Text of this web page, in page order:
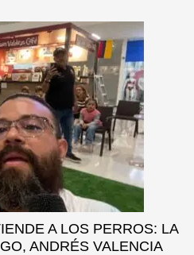
A LOS PERROS: LA
ANDRÉS VALENCIA